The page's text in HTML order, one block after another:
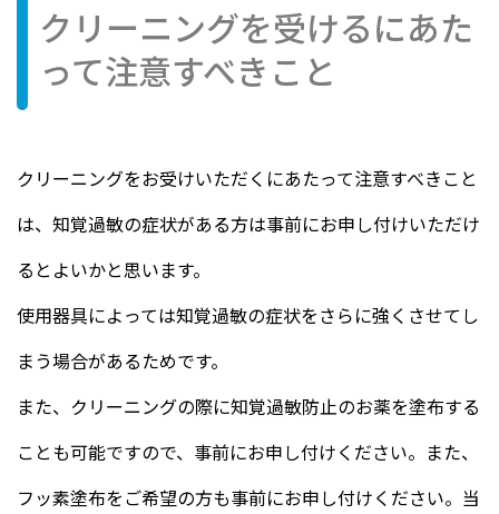
クリーニングを受けるにあた
って注意すべきこと
クリーニングをお受けいただくにあたって注意すべきこと
は、知覚過敏の症状がある方は事前にお申し付けいただけ
るとよいかと思います。
使用器具によっては知覚過敏の症状をさらに強くさせてし
まう場合があるためです。
また、クリーニングの際に知覚過敏防止のお薬を塗布する
ことも可能ですので、事前にお申し付けください。また、
フッ素塗布をご希望の方も事前にお申し付けください。当